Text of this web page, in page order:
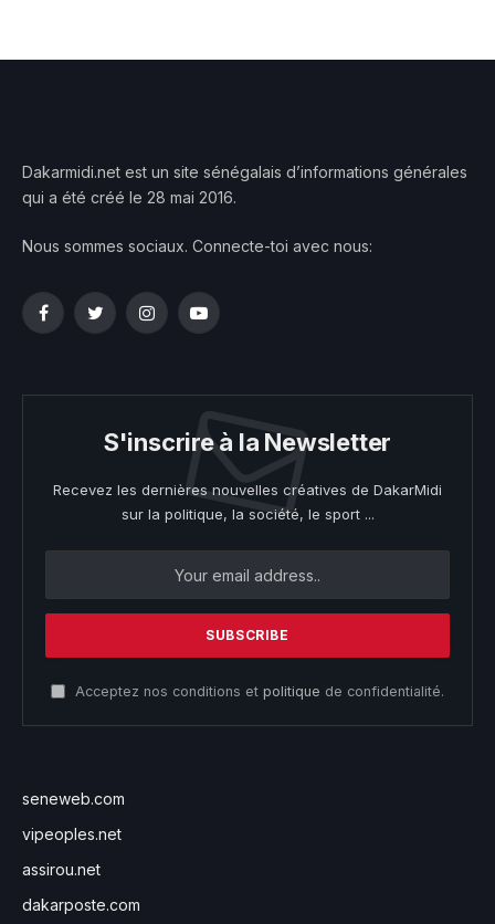
Dakarmidi.net est un site sénégalais d’informations générales
qui a été créé le 28 mai 2016.
Nous sommes sociaux. Connecte-toi avec nous:
FacebookTwitterInstagramYouTube
S'inscrire à la Newsletter
Recevez les dernières nouvelles créatives de DakarMidi
sur la politique, la société, le sport ...
Acceptez nos conditions et politique de confidentialité.
seneweb.com
vipeoples.net
assirou.net
dakarposte.com